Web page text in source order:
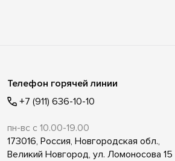
Телефон горячей линии
+7 (911) 636-10-10
пн-вс с 10.00-19.00
173016, Россия, Новгородская обл.,
Великий Новгород, ул. Ломоносова 15